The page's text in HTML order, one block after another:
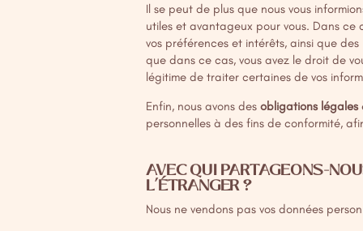
Il se peut de plus que nous vous
utiles et avantageux pour vous. Dans ce
vos préférences et intérêts, ainsi que
que dans ce cas, vous avez le droit de
légitime de traiter certaines de vos
Enfin, nous avons des obligations légales
personnelles à des fins de conformité,
AVEC QUI PARTAGEONS-
L’ÉTRANGER ?
Nous ne vendons pas vos données